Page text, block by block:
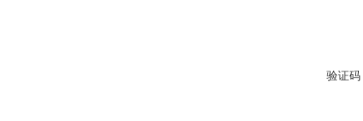
验证码